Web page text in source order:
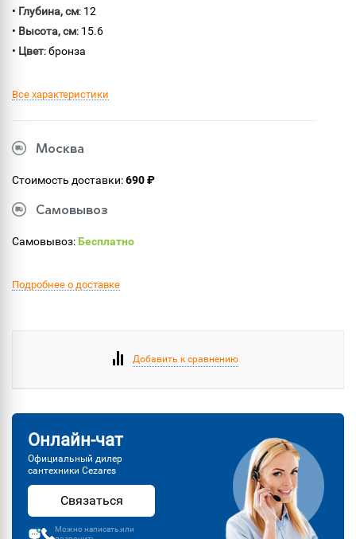
• Глубина, см: 12
• Высота, см: 15.6
• Цвет: бронза
Все характеристики
Москва
Стоимость доставки:690 ₽
Самовывоз
Самовывоз:Бесплатно
Подробнее о доставке
Добавить к сравнению
Онлайн-чат
Официальный дилер
сантехники Cezares
Связаться
Можно написать или